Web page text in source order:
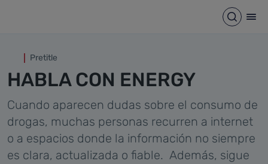
Abrir
Pretitle
HABLA CON ENERGY
Cuando aparecen dudas sobre el consumo de
drogas, muchas personas recurren a internet
o a espacios donde la información no siempre
es clara, actualizada o fiable. Además, sigue